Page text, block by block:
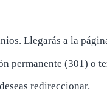
Llegarás a la
permanente (301) o
redireccionar.